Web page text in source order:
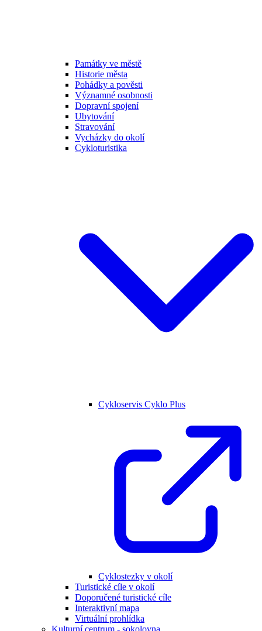
Památky ve městě
Historie města
Pohádky a pověsti
Významné osobnosti
Dopravní spojení
Ubytování
Stravování
Vycházky do okolí
Cykloturistika
Cykloservis Cyklo Plus
Cyklostezky v okolí
Turistické cíle v okolí
Doporučené turistické cíle
Interaktivní mapa
Virtuální prohlídka
Kulturní centrum - sokolovna